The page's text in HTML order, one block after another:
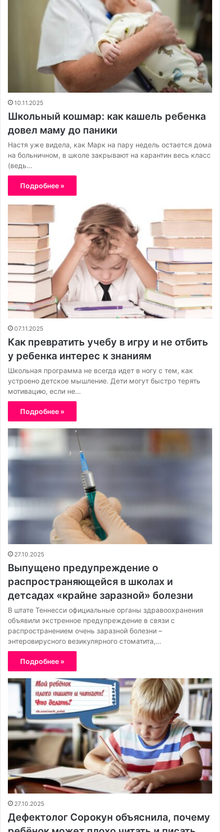
10.11.2025
Школьный кошмар: как кашель ребенка
довел маму до паники
Настя уже видела, как Марк на пару недель остается дома
на больничном, в школе закрывают на карантин весь класс
(ведь…
Подробнее »
07.11.2025
Как превратить учебу в игру и не отбить
у ребенка интерес к знаниям
Школьная программа не всегда идет в ногу с тем, как
устроено детское мышление. Дети могут быстро терять
мотивацию, если не…
Подробнее »
27.10.2025
Выпущено предупреждение о
распространяющейся в школах и
детсадах «крайне заразной» болезни
В штате Теннесси официальные органы здравоохранения
объявили экстренное предупреждение в связи с
распространением очень заразной болезни –
энтеровирусного везикулярного стоматита,…
Подробнее »
27.10.2025
Дефектолог Сорокун объяснила, почему